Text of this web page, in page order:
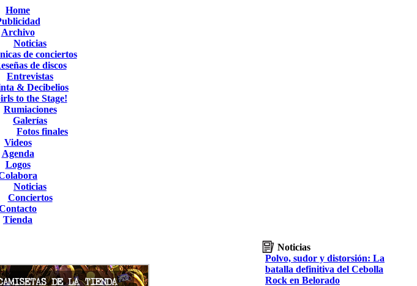
Home
Archivo
Noticias
de conciertos
de discos
Entrevistas
& Decibelios
to the Stage!
Rumiaciones
Galerías
Fotos finales
Videos
Agenda
Logos
Noticias
Conciertos
Tienda
Noticias
Polvo, sudor y distorsión: La
batalla definitiva del Cebolla
Rock en Belorado